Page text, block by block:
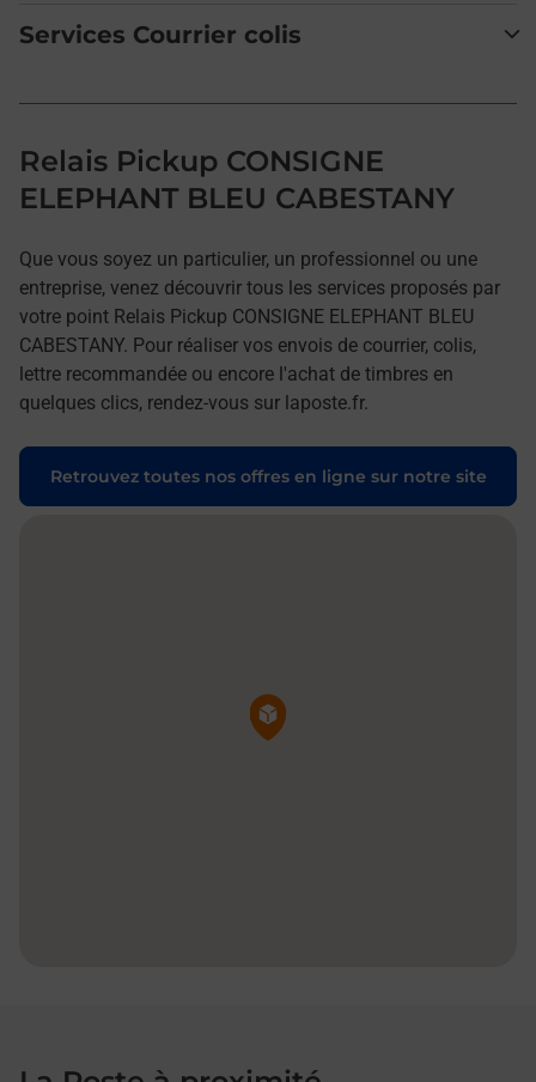
Services Courrier colis
Relais Pickup CONSIGNE
ELEPHANT BLEU CABESTANY
Que vous soyez un particulier, un professionnel ou une
entreprise, venez découvrir tous les services proposés par
votre point Relais Pickup CONSIGNE ELEPHANT BLEU
CABESTANY. Pour réaliser vos envois de courrier, colis,
lettre recommandée ou encore l'achat de timbres en
quelques clics, rendez-vous sur laposte.fr.
Retrouvez toutes nos offres en ligne sur notre site
Pin de la carte